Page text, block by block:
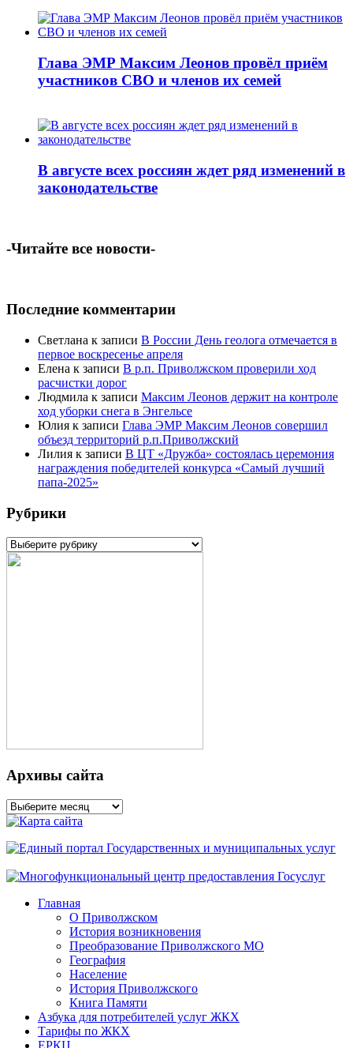
Глава ЭМР Максим Леонов провёл приём
участников СВО и членов их семей
В августе всех россиян ждет ряд изменений в
законодательстве
-Читайте все новости-
Последние комментарии
Светлана к записи В России День геолога отмечается в
первое воскресенье апреля
Елена к записи В р.п. Приволжском проверили ход
расчистки дорог
Людмила к записи Максим Леонов держит на контроле
ход уборки снега в Энгельсе
Юлия к записи Глава ЭМР Максим Леонов совершил
объезд территорий р.п.Приволжский
Лилия к записи В ЦТ «Дружба» состоялась церемония
награждения победителей конкурса «Самый лучший
папа-2025»
Рубрики
Рубрики
Архивы сайта
Архивы
сайта
Главная
О Приволжском
История возникновения
Преобразование Приволжского МО
География
Население
История Приволжского
Книга Памяти
Азбука для потребителей услуг ЖКХ
Тарифы по ЖКХ
ЕРКЦ